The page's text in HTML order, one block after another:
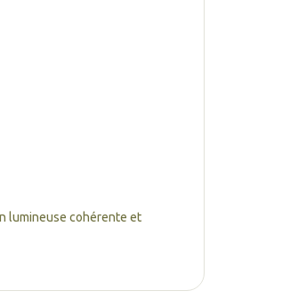
lumineuse cohérente et